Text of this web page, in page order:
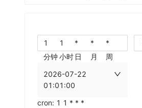
分钟小时 日 月
周
2026-07-22
01:01:00
cron: 1 1 * * *